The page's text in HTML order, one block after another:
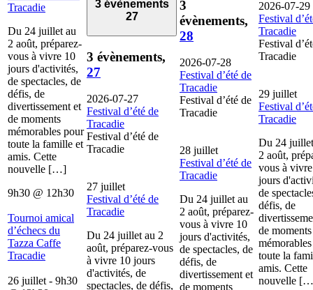
Tracadie
Du 24 juillet au
2 août, préparez-
vous à vivre 10
jours d'activités,
de spectacles, de
défis, de
divertissement et
de moments
mémorables pour
toute la famille et
amis. Cette
nouvelle […]
9h30 @ 12h30
Tournoi amical
d’échecs du
Tazza Caffe
Tracadie
26 juillet - 9h30
3 évènements
27
3 évènements,
27
2026-07-27
Festival d’été de
Tracadie
Festival d’été de
Tracadie
27 juillet
Festival d’été de
Tracadie
Du 24 juillet au 2
août, préparez-vous
à vivre 10 jours
d'activités, de
spectacles, de défis,
3
évènements,
28
2026-07-28
Festival d’été de
Tracadie
Festival d’été de
Tracadie
28 juillet
Festival d’été de
Tracadie
Du 24 juillet au
2 août, préparez-
vous à vivre 10
jours d'activités,
de spectacles, de
défis, de
divertissement et
de moments
2026-07-29
Festival
Tracadie
Festival
Tracadie
29 juillet
Festival
Tracadie
Du 24
2 août,
vous à
jours
de
défis, de
de moments
toute la
amis. Cette
nouvelle